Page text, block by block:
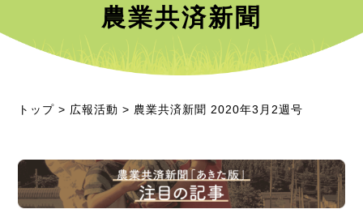
農業共済新聞
トップ > 広報活動 > 農業共済新聞 2020年3月2週号